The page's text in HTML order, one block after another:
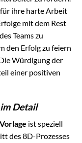
ihre harte Arbeit
mit dem Rest
Teams zu
den Erfolg zu feiern
Würdigung der
einer positiven
Detail
ist speziell
des 8D-Prozesses